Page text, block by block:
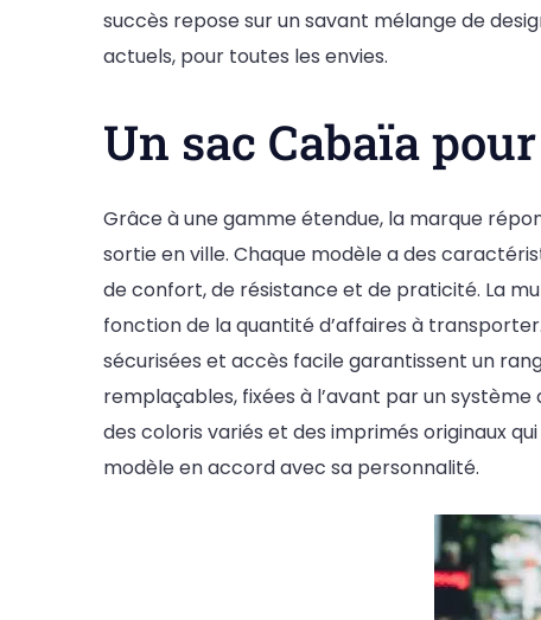
succès repose sur un savant mélange de
actuels, pour toutes les envies.
Un sac Cabaïa
Grâce à une gamme étendue, la marque
sortie en ville. Chaque modèle a des
de confort, de résistance et de praticité. La
fonction de la quantité d’affaires à
sécurisées et accès facile garantissent un
remplaçables, fixées à l’avant par un
des coloris variés et des imprimés originaux
modèle en accord avec sa personnalité.